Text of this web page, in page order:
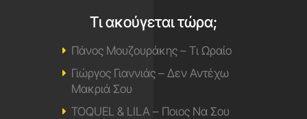
Τι ακούγεται τώρα;
Πάνος Μουζουράκης – Τι Ωραίο
Γιώργος Γιαννιάς – Δεν Αντέχω
Μακριά Σου
TOQUEL & LILA – Ποιος Να Σου